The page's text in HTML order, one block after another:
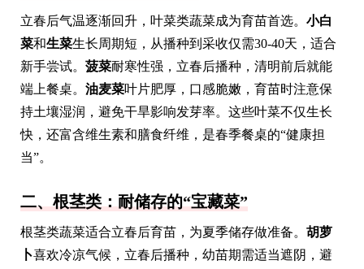
立春后气温逐渐回升，叶菜类蔬菜成为育苗首选。 小白
菜和生菜生长周期短，从播种到采收仅需30-40天，适合
新手尝试。 菠菜耐寒性强，立春后播种，清明前后就能
端上餐桌。 油麦菜叶片肥厚，口感脆嫩，育苗时注意保
持土壤湿润，避免干旱影响发芽率。这些叶菜不仅生长
快，还富含维生素和膳食纤维，是春季餐桌的“健康担
当”。
二、根茎类：耐储存的“宝藏菜”
根茎类蔬菜适合立春后育苗，为夏季储存做准备。 胡萝
卜喜欢冷凉气候，立春后播种，幼苗期需适当遮阴，避